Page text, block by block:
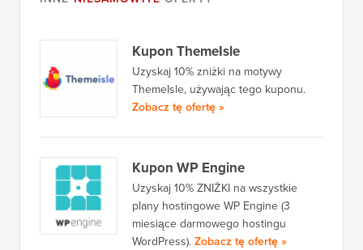
Kupon ThemeIsle
Uzyskaj 10% zniżki na motywy
ThemeIsle, używając tego kuponu.
Zobacz tę ofertę »
Kupon WP Engine
Uzyskaj 10% ZNIŻKI na wszystkie
plany hostingowe WP Engine (3
miesiące darmowego hostingu
WordPress). Zobacz tę ofertę »